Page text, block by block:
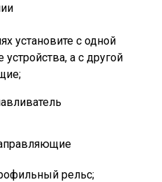
установите с одной
а с другой
рельс;